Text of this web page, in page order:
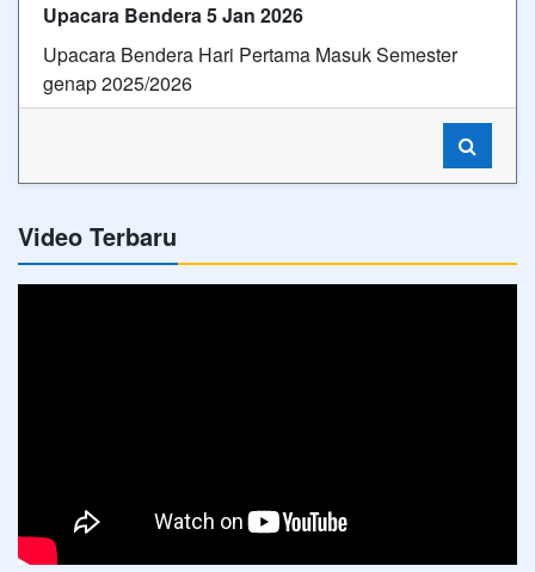
Upacara Bendera 5 Jan 2026
Upacara Bendera Hari Pertama Masuk Semester
genap 2025/2026
Video Terbaru